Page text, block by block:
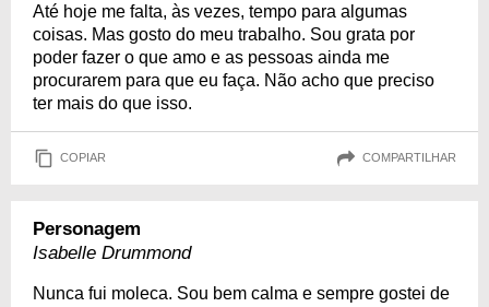
Até hoje me falta, às vezes, tempo para algumas
coisas. Mas gosto do meu trabalho. Sou grata por
poder fazer o que amo e as pessoas ainda me
procurarem para que eu faça. Não acho que preciso
ter mais do que isso.
COPIAR COMPARTILHAR
Personagem
Isabelle Drummond
Nunca fui moleca. Sou bem calma e sempre gostei de